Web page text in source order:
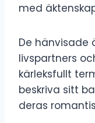
med
De hänvisade
livspartners
kärleksfullt
beskriva sitt
deras